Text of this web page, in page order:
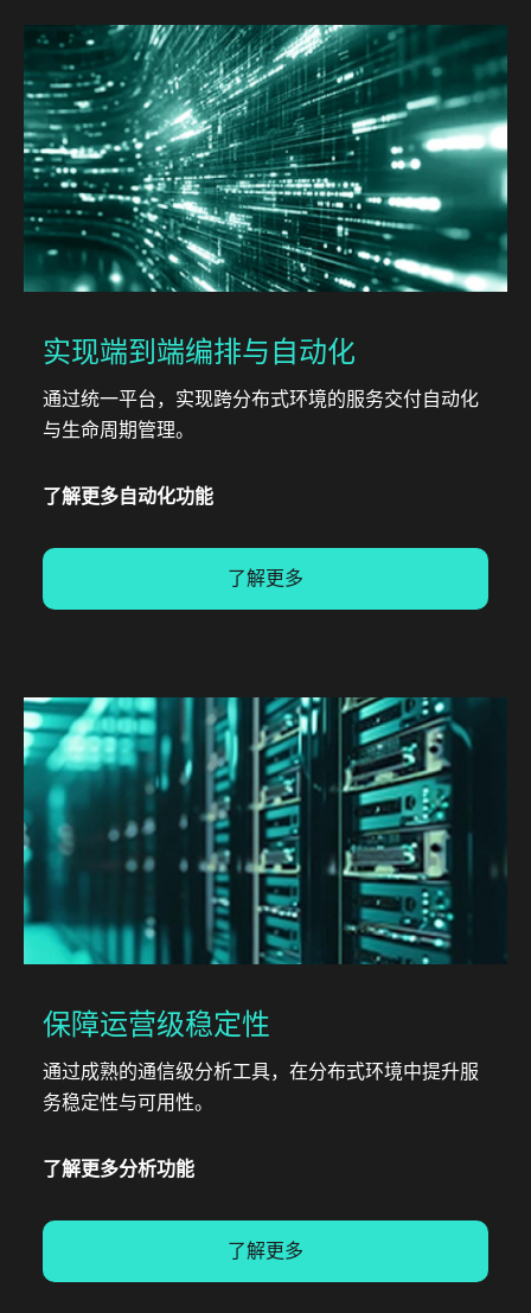
实现端到端编排与自动化
通过统一平台，实现跨分布式环境的服务交付自动化
与生命周期管理。
了解更多自动化功能
了解更多
保障运营级稳定性
通过成熟的通信级分析工具，在分布式环境中提升服
务稳定性与可用性。
了解更多分析功能
了解更多